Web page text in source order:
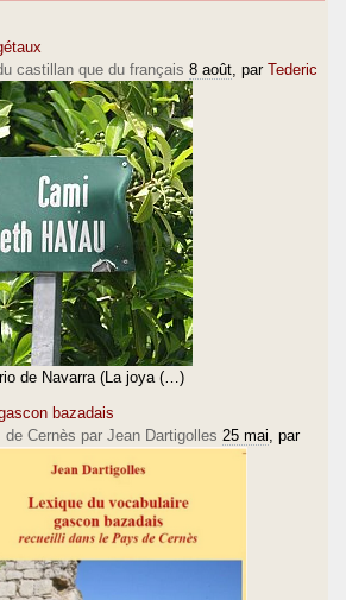
castillan que du français 8 août , par Tederic
de Navarra (La joya (…)
bazadais
de Cernès par Jean Dartigolles 25 mai , par